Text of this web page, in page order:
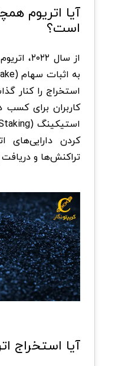
آیا اتریوم
است؟
از سال
استخراج را کنار
کاربران برای کسب
کردن دارایی‌های
تراکنش‌ها و
آیا استخراج